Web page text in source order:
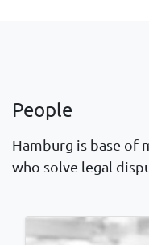
People
Hamburg is base of
who solve legal